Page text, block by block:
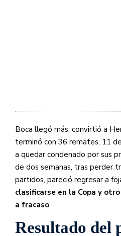
Boca llegó más, convirtió a
terminó con 36 remates, 11
a quedar condenado por sus
de dos semanas, tras perder
partidos, pareció regresar a
clasificarse en la Copa y
a fracaso.
Resultado del